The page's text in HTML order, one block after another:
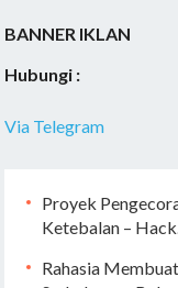
BANNER IKLAN
Hubungi :
Via Telegram
Proyek
Ketebalan –
Rahasia